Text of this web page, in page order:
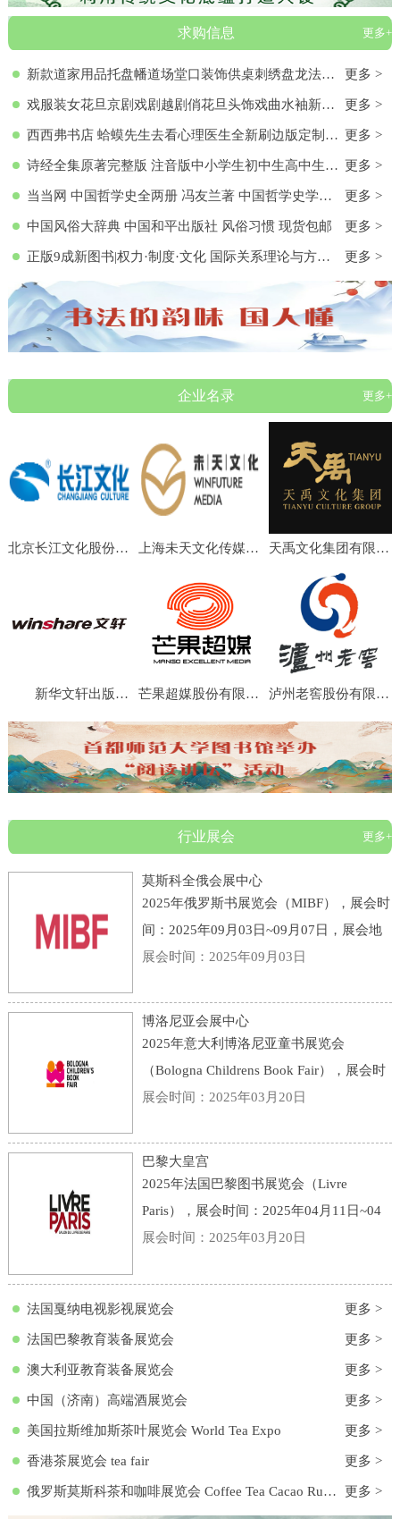
求购信息 更多+
新款道家用品托盘幡道场堂口装饰供桌刺绣盘龙法器香盘幡全套 更多 >
戏服装女花旦京剧戏剧越剧俏花旦头饰戏曲水袖新款黄梅戏服演出服 更多 >
西西弗书店 蛤蟆先生去看心理医生全新刷边版定制书特装书收藏书蛤蟆先生去看心理医生(纪念版) 白边版本 心理学入门 零基础心理学 更多 >
诗经全集原著完整版 注音版中小学生初中生高中生成人无删减305首诗经楚辞详解版拼音注析 中华藏书局译注解析鉴赏古诗词诠译书 更多 >
当当网 中国哲学史全两册 冯友兰著 中国哲学史学科的奠基之作 附录《中国哲学小史》 冯友兰之女宗璞首肯 正版书籍 更多 >
中国风俗大辞典 中国和平出版社 风俗习惯 现货包邮 更多 >
正版9成新图书|权力·制度·文化 国际关系理论与方法研究文集(第 更多 >
企业名录 更多+
北京长江文化股份有限公司 上海未天文化传媒有限公司 天禹文化集团有限公司
新华文轩出版传媒股份有限公司 芒果超媒股份有限公司 泸州老窖股份有限公司
行业展会 更多+
莫斯科全俄会展中心
2025年俄罗斯书展览会（MIBF），展会时
间：2025年09月03日~09月07日，展会地
点：俄罗斯-莫斯科-119 Prospekt Mira,
LITERATURA PUBLI
展会时间：2025年09月03日
博洛尼亚会展中心
2025年意大利博洛尼亚童书展览会
（Bologna Childrens Book Fair），展会时
间：2025年03月31日~04月03日，展会地
中心
展会时间：2025年03月20日
巴黎大皇宫
2025年法国巴黎图书展览会（Livre
Paris），展会时间：2025年04月11日~04
月13日，展会地点：法国-巴黎-3 Avenue
期
展会时间：2025年03月20日
法国戛纳电视影视展览会 更多 >
法国巴黎教育装备展览会 更多 >
澳大利亚教育装备展览会 更多 >
中国（济南）高端酒展览会 更多 >
美国拉斯维加斯茶叶展览会 World Tea Expo 更多 >
香港茶展览会 tea fair 更多 >
俄罗斯莫斯科茶和咖啡展览会 Coffee Tea Cacao Russian Expo 更多 >